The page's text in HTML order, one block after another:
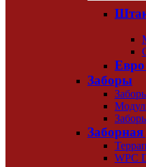
Евро
Заборы
WPC